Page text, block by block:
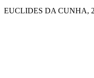
EUCLIDES DA CUNHA,